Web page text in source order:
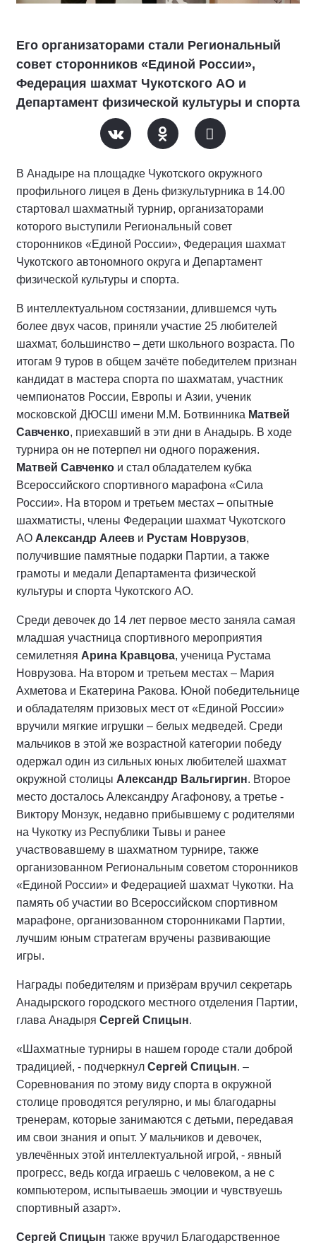
Его организаторами стали Региональный
совет сторонников «Единой России»,
Федерация шахмат Чукотского АО и
Департамент физической культуры и спорта
В Анадыре на площадке Чукотского окружного
профильного лицея в День физкультурника в 14.00
стартовал шахматный турнир, организаторами
которого выступили Региональный совет
сторонников «Единой России», Федерация шахмат
Чукотского автономного округа и Департамент
физической культуры и спорта.
В интеллектуальном состязании, длившемся чуть
более двух часов, приняли участие 25 любителей
шахмат, большинство – дети школьного возраста. По
итогам 9 туров в общем зачёте победителем признан
кандидат в мастера спорта по шахматам, участник
чемпионатов России, Европы и Азии, ученик
московской ДЮСШ имени М.М. Ботвинника Матвей
Савченко, приехавший в эти дни в Анадырь. В ходе
турнира он не потерпел ни одного поражения.
Матвей Савченко и стал обладателем кубка
Всероссийского спортивного марафона «Сила
России». На втором и третьем местах – опытные
шахматисты, члены Федерации шахмат Чукотского
АО Александр Алеев и Рустам Новрузов,
получившие памятные подарки Партии, а также
грамоты и медали Департамента физической
культуры и спорта Чукотского АО.
Среди девочек до 14 лет первое место заняла самая
младшая участница спортивного мероприятия
семилетняя Арина Кравцова, ученица Рустама
Новрузова. На втором и третьем местах – Мария
Ахметова и Екатерина Ракова. Юной победительнице
и обладателям призовых мест от «Единой России»
вручили мягкие игрушки – белых медведей. Среди
мальчиков в этой же возрастной категории победу
одержал один из сильных юных любителей шахмат
окружной столицы Александр Вальгиргин. Второе
место досталось Александру Агафонову, а третье -
Виктору Монзук, недавно прибывшему с родителями
на Чукотку из Республики Тывы и ранее
участвовавшему в шахматном турнире, также
организованном Региональным советом сторонников
«Единой России» и Федерацией шахмат Чукотки. На
память об участии во Всероссийском спортивном
марафоне, организованном сторонниками Партии,
лучшим юным стратегам вручены развивающие
игры.
Награды победителям и призёрам вручил секретарь
Анадырского городского местного отделения Партии,
глава Анадыря Сергей Спицын.
«Шахматные турниры в нашем городе стали доброй
традицией, - подчеркнул Сергей Спицын. –
Соревнования по этому виду спорта в окружной
столице проводятся регулярно, и мы благодарны
тренерам, которые занимаются с детьми, передавая
им свои знания и опыт. У мальчиков и девочек,
увлечённых этой интеллектуальной игрой, - явный
прогресс, ведь когда играешь с человеком, а не с
компьютером, испытываешь эмоции и чувствуешь
спортивный азарт».
Сергей Спицын также вручил Благодарственное